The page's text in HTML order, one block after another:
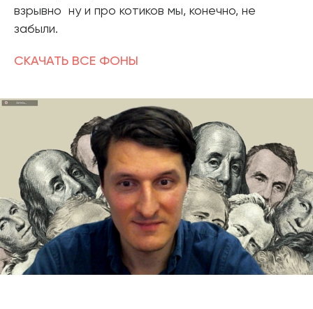
взрывно ну и про котиков мы, конечно, не
забыли.
СКАЧАТЬ ВСЕ ФОНЫ